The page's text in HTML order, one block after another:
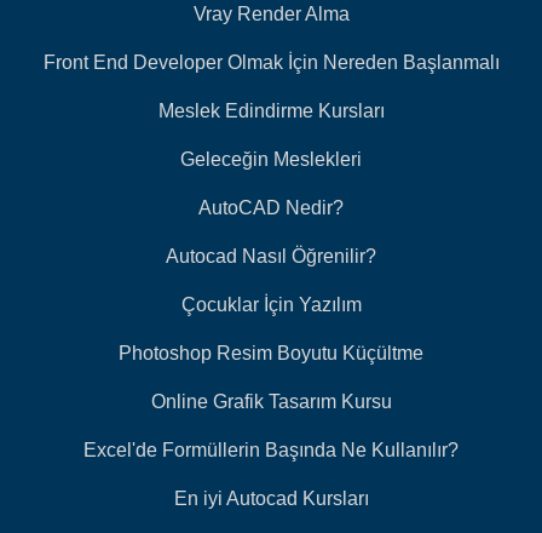
Vray Render Alma
Front End Developer Olmak İçin Nereden Başlanmalı
Meslek Edindirme Kursları
Geleceğin Meslekleri
AutoCAD Nedir?
Autocad Nasıl Öğrenilir?
Çocuklar İçin Yazılım
Photoshop Resim Boyutu Küçültme
Online Grafik Tasarım Kursu
Excel'de Formüllerin Başında Ne Kullanılır?
En iyi Autocad Kursları